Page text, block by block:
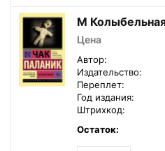
М
Цена
Автор:
Издательство:
Переплет:
Год издания:
Штрихкод:
Остаток: